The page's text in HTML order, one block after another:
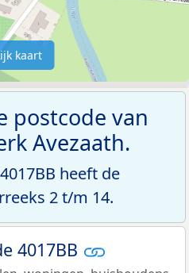
kaart
postcode van
Avezaath.
heeft de
2 t/m 14.
4017BB